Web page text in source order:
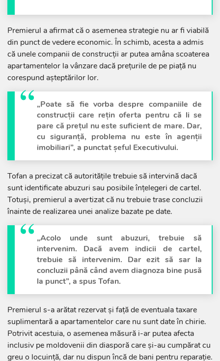
Premierul a afirmat că o asemenea strategie nu ar fi viabilă
din punct de vedere economic. În schimb, acesta a admis
că unele companii de construcții ar putea amâna scoaterea
apartamentelor la vânzare dacă prețurile de pe piață nu
corespund așteptărilor lor.
„Poate să fie vorba despre companiile de
construcții care rețin oferta pentru că li se
pare că prețul nu este suficient de mare. Dar,
cu siguranță, problema nu este în agenții
imobiliari”, a punctat șeful Executivului.
Tofan a precizat că autoritățile trebuie să intervină dacă
sunt identificate abuzuri sau posibile înțelegeri de cartel.
Totuși, premierul a avertizat că nu trebuie trase concluzii
înainte de realizarea unei analize bazate pe date.
„Acolo unde sunt abuzuri, trebuie să
intervenim. Dacă avem indicii de cartel,
trebuie să intervenim. Dar ezit să sar la
concluzii până când avem diagnoza bine pusă
la punct”, a spus Tofan.
Premierul s-a arătat rezervat și față de eventuala taxare
suplimentară a apartamentelor care nu sunt date în chirie.
Potrivit acestuia, o asemenea măsură i-ar putea afecta
inclusiv pe moldovenii din diasporă care și-au cumpărat cu
greu o locuință, dar nu dispun încă de bani pentru reparație.